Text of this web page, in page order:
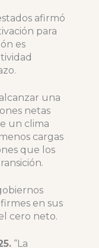
afirmó
para
es
una
netas
un clima
cargas
que los
en sus
cero neto.
“La